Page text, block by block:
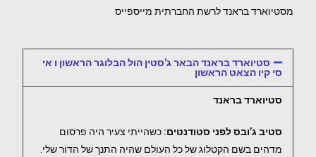
מסטיוארד בראנד לרשת החברתית מייספייס
סטיוארד בראנד הבאר ג'סטין הול הבלוגר הראשון ו אי
סי קיו הצאט הראשון
סטיוארד בראנד
סטיב ג’ובס לפני סטודנטים: כשהייתי צעיר היה פרסום
מדהים בשם הקטלוג של כל העולם שהיה התנך של הדור שלי.